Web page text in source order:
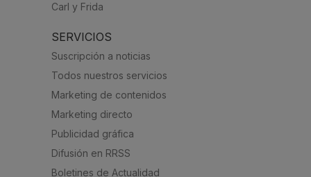
Carl y Frida
SERVICIOS
Suscripción a noticias
Todos nuestros servicios
Marketing de contenidos
Marketing directo
Publicidad gráfica
Difusión en RRSS
Boletines de Actualidad